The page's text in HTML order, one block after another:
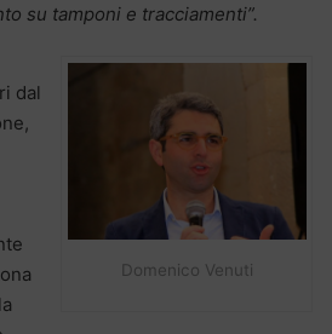
su tamponi e tracciamenti”.
Domenico Venuti
dal